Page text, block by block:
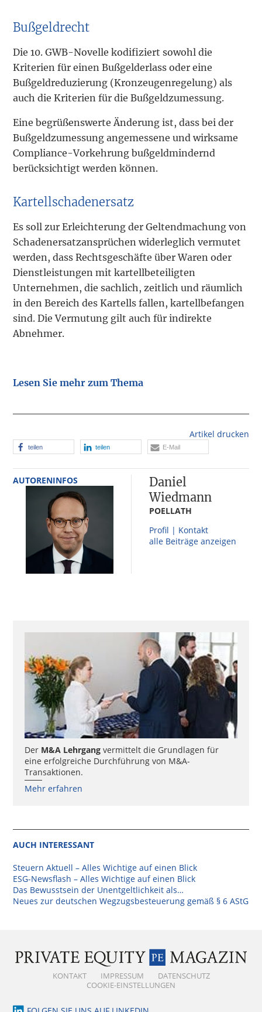
Bußgeldrecht
Die 10. GWB-Novelle kodifiziert sowohl die
Kriterien für einen Bußgelderlass oder eine
Bußgeldreduzierung (Kronzeugenregelung) als
auch die Kriterien für die Bußgeldzumessung.
Eine begrüßenswerte Änderung ist, dass bei der
Bußgeldzumessung angemessene und wirksame
Compliance-Vorkehrung bußgeldmindernd
berücksichtigt werden können.
Kartellschadenersatz
Es soll zur Erleichterung der Geltendmachung von
Schadenersatzansprüchen widerleglich vermutet
werden, dass Rechtsgeschäfte über Waren oder
Dienstleistungen mit kartellbeteiligten
Unternehmen, die sachlich, zeitlich und räumlich
in den Bereich des Kartells fallen, kartellbefangen
sind. Die Vermutung gilt auch für indirekte
Abnehmer.
Lesen Sie mehr zum Thema
Artikel drucken
teilen teilen E-Mail
AUTORENINFOS
Daniel
Wiedmann
POELLATH
Profil | Kontakt
alle Beiträge anzeigen
Der M&A Lehrgang vermittelt die Grundlagen für
eine erfolgreiche Durchführung von M&A-
Transaktionen.
Mehr erfahren
AUCH INTERESSANT
Steuern Aktuell – Alles Wichtige auf einen Blick
ESG-Newsflash – Alles Wichtige auf einen Blick
Das Bewusstsein der Unentgeltlichkeit als…
Neues zur deutschen Wegzugsbesteuerung gemäß § 6 AStG
KONTAKT IMPRESSUM
DATENSCHUTZ
COOKIE-EINSTELLUNGEN